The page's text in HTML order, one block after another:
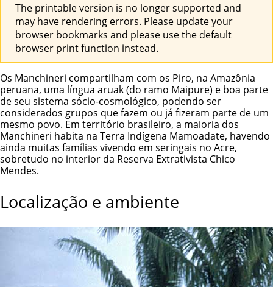
The printable version is no longer supported and
may have rendering errors. Please update your
browser bookmarks and please use the default
browser print function instead.
Os Manchineri compartilham com os Piro, na Amazônia
peruana, uma língua aruak (do ramo Maipure) e boa parte
de seu sistema sócio-cosmológico, podendo ser
considerados grupos que fazem ou já fizeram parte de um
mesmo povo. Em território brasileiro, a maioria dos
Manchineri habita na Terra Indígena Mamoadate, havendo
ainda muitas famílias vivendo em seringais no Acre,
sobretudo no interior da Reserva Extrativista Chico
Mendes.
Localização e ambiente